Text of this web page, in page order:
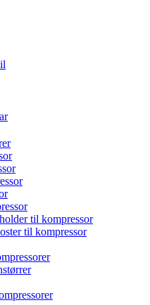
til kompressor
til kompressor